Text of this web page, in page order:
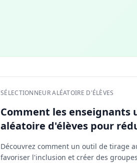
SÉLECTIONNEUR ALÉATOIRE D'ÉLÈVES
Comment les
aléatoire d'élèves pour
Découvrez comment un outil de tirage
favoriser l'inclusion et créer des